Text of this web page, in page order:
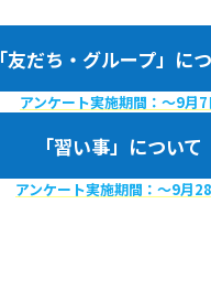
「友だち・グループ」に
アンケート実施期間：〜9月
「習い事」について
アンケート実施期間：〜9月